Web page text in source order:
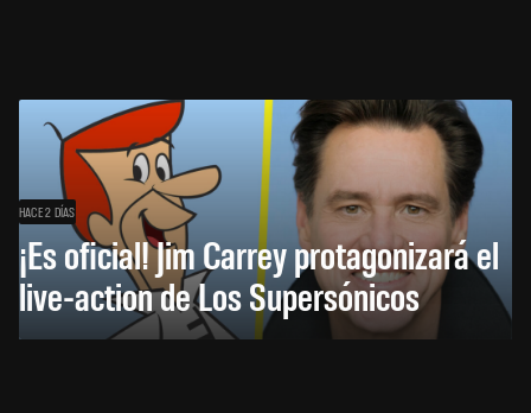
HACE 2 DÍAS
¡Es oficial! Jim Carrey protagonizará el
live-action de Los Supersónicos